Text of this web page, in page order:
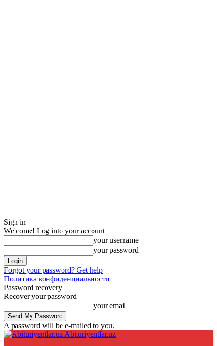
Sign in
Welcome! Log into your account
your username
your password
Forgot your password? Get help
Политика конфиденциальности
Password recovery
Recover your password
your email
A password will be e-mailed to you.
Abituriyentlar.uz